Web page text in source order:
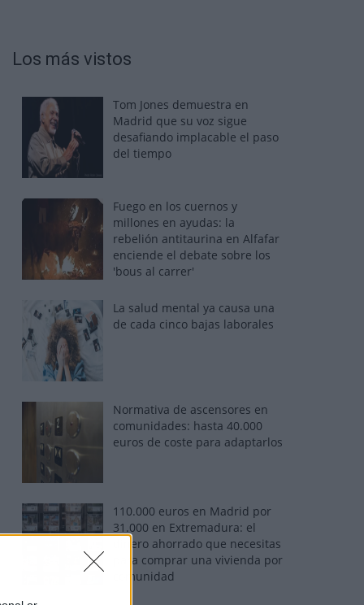
Los más vistos
Tom Jones demuestra en
Madrid que su voz sigue
desafiando implacable el paso
del tiempo
Fuego en los cuernos y
millones en ayudas: la
rebelión antitaurina en Alfafar
enciende el debate sobre los
'bous al carrer'
La salud mental ya causa una
de cada cinco bajas laborales
Normativa de ascensores en
comunidades: hasta 40.000
euros de coste para adaptarlos
110.000 euros en Madrid por
31.000 en Extremadura: el
dinero ahorrado que necesitas
para comprar una vivienda por
comunidad